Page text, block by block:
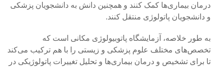
درمان بیماری‌ها کمک کنند و همچنین دانش به دانشجویان پزشکی
و دانشجویان پاتولوژی منتقل کنند.
به طور خلاصه، آزمایشگاه پاتوبیولوژی مکانی است که
تخصص‌های مختلف علوم پزشکی و زیستی را با هم ترکیب می‌کند
تا برای تشخیص و درمان بیماری‌ها و تحلیل تغییرات پاتولوژیکی در